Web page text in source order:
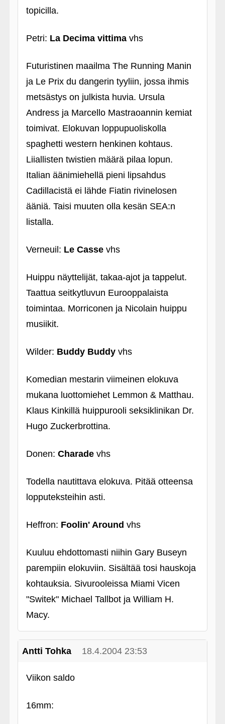
topicilla.
Petri: La Decima vittima vhs
Futuristinen maailma The Running Manin
ja Le Prix du dangerin tyyliin, jossa ihmis
metsästys on julkista huvia. Ursula
Andress ja Marcello Mastraoannin kemiat
toimivat. Elokuvan loppupuoliskolla
spaghetti western henkinen kohtaus.
Liiallisten twistien määrä pilaa lopun.
Italian äänimiehellä pieni lipsahdus
Cadillacistä ei lähde Fiatin rivinelosen
ääniä. Taisi muuten olla kesän SEA:n
listalla.
Verneuil: Le Casse vhs
Huippu näyttelijät, takaa-ajot ja tappelut.
Taattua seitkytluvun Eurooppalaista
toimintaa. Morriconen ja Nicolain huippu
musiikit.
Wilder: Buddy Buddy vhs
Komedian mestarin viimeinen elokuva
mukana luottomiehet Lemmon & Matthau.
Klaus Kinkillä huippurooli seksiklinikan Dr.
Hugo Zuckerbrottina.
Donen: Charadevhs
Todella nautittava elokuva. Pitää otteensa
lopputeksteihin asti.
Heffron: Foolin' Around vhs
Kuuluu ehdottomasti niihin Gary Buseyn
parempiin elokuviin. Sisältää tosi hauskoja
kohtauksia. Sivurooleissa Miami Vicen
"Switek" Michael Tallbot ja William H.
Macy.
Antti Tohka 18.4.2004 23:53
Viikon saldo
16mm: